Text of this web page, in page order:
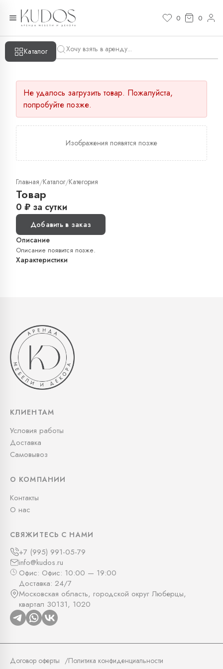
0 0
Каталог
Не удалось загрузить товар. Пожалуйста,
попробуйте позже.
Изображения появятся позже
Главная/Каталог/Категория
Товар
0 ₽ за сутки
Добавить в заказ
Описание
Описание появится позже.
Характеристики
КЛИЕНТАМ
Условия работы
Доставка
Самовывоз
О КОМПАНИИ
Контакты
О нас
СВЯЖИТЕСЬ С НАМИ
+7 (995) 991-05-79
info@kudos.ru
Офис: Офис: 10:00 — 19:00
Доставка: 24/7
Московская область, городской округ Люберцы,
квартал 30131, 1020
Договор оферты Политика конфиденциальности